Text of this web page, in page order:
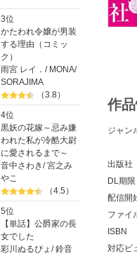
3位
かたわれ令嬢が男装
する理由（コミッ
ク）
雨宮 レイ． / MONA/
SORAJIMA
（3.8）
4位
黒妖の花嫁～忌み嫌
われた私が冷酷大尉
に愛されるまで～
音中さわき/宮之み
やこ
（4.5）
5位
【単話】公爵家の長
女でした
彩川ぬるぴょ /鈴音
作
ジャン
出版社
DL期限
配信開
ファイ
ISBN
対応ビ